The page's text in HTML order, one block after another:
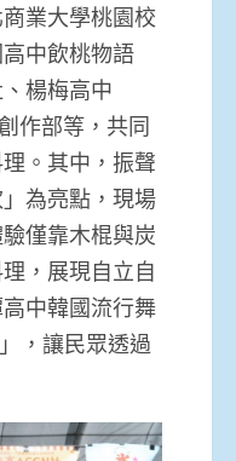
業大學桃園校
中飲桃物語
楊梅高中
作部等，共同
。其中，振聲
為亮點，現場
僅靠木棍與炭
，展現自立自
中韓國流行舞
，讓民眾透過